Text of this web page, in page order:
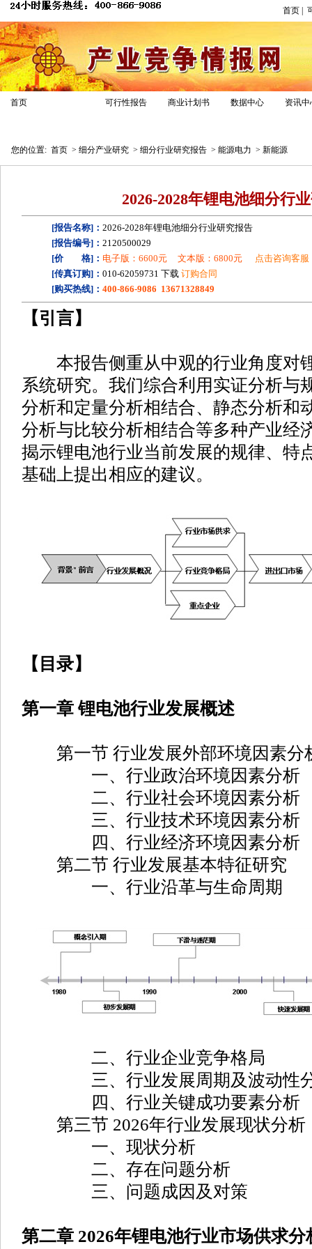
首页
首页 可行性报告 商业计划书 数据中心 资讯中
您的位置: 首页 > 细分产业研究 > 细分行业研究报告 > 能源电力 > 新能源
2026-2028年锂电池细分行
[报告名称]： 2026-2028年锂电池细分行业研究报告
[报告编号]： 2120500029
[价 格]： 电子版：6600元 文本版：6800元
点击咨询客服
[传真订购]： 010-62059731 下载 订购合同
[购买热线]： 400-866-9086 13671328849
【引言】
本报告侧重从中观的行业角度对
系统研究。我们综合利用实证分析与
分析和定量分析相结合、静态分析和
分析与比较分析相结合等多种产业经
揭示锂电池行业当前发展的规律、特
基础上提出相应的建议。
【目录】
第一章 锂电池行业发展概述
第一节 行业发展外部环境因素分
一、行业政治环境因素分析
二、行业社会环境因素分析
三、行业技术环境因素分析
四、行业经济环境因素分析
第二节 行业发展基本特征研究
一、行业沿革与生命周期
二、行业企业竞争格局
三、行业发展周期及波动性
四、行业关键成功要素分析
第三节 2026年行业发展现状分析
一、现状分析
二、存在问题分析
三、问题成因及对策
第二章 2026年锂电池行业市场供求分